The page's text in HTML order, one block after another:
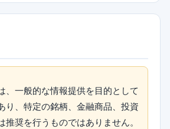
、一般的な情報提供を目的として
り、特定の銘柄、金融商品、投資
推奨を行うものではありません。